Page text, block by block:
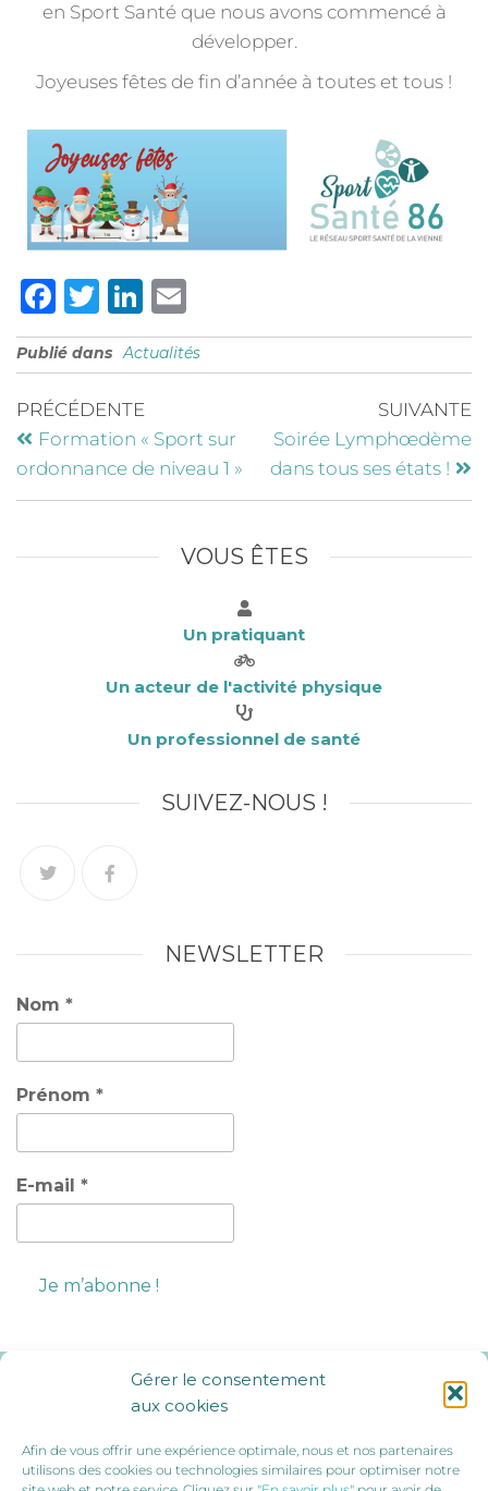
Gérer le consentement
aux cookies
Afin de vous offrir une expérience optimale, nous et nos partenaires
utilisons des cookies ou technologies similaires pour optimiser notre
en Sport Santé que nous avons commencé à
développer.
Joyeuses fêtes de fin d’année à toutes et tous !
F
a
c
e
b
o
o
T
w
it
te
r
Li
n
k
e
dI
n
m
ai
Publié dans Actualités
PRÉCÉDENTE
Formation « Sport sur
ordonnance de niveau 1 »
SUIVANTE
Soirée Lymphœdème
dans tous ses états !
VOUS ÊTES
Un pratiquant
Un acteur de l'activité physique
Un professionnel de santé
SUIVEZ-NOUS !
NEWSLETTER
Nom *
Prénom *
E-mail *
Ils nous soutiennent :